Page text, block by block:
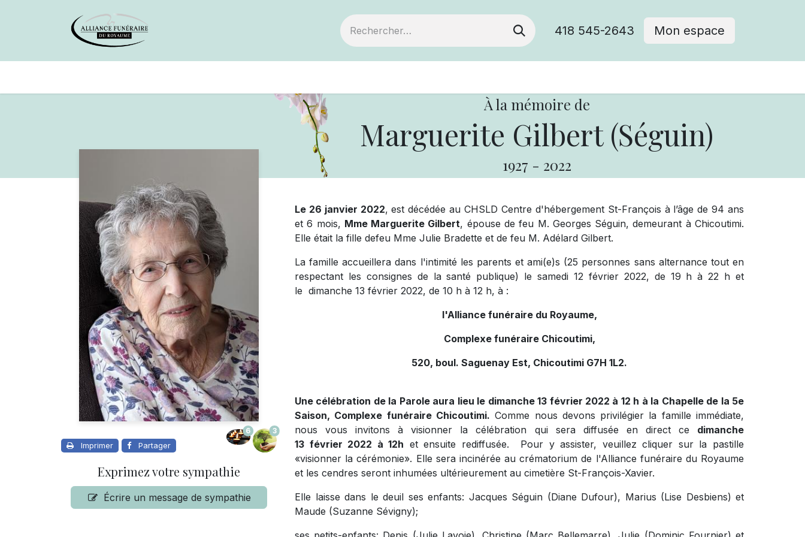
418 545-2643 Mon espace
À la mémoire de
Marguerite Gilbert (Séguin)
1927 - 2022
Imprimer Partager
6 3
Exprimez votre sympathie
Écrire un message de sympathie
Le 26 janvier 2022, est décédée au CHSLD Centre d'hébergement St-François à l’âge de 94 ans
et 6 mois, Mme Marguerite Gilbert, épouse de feu M. Georges Séguin, demeurant à Chicoutimi.
Elle était la fille defeu Mme Julie Bradette et de feu M. Adélard Gilbert.
La famille accueillera dans l'intimité les parents et ami(e)s (25 personnes sans alternance tout en
respectant les consignes de la santé publique) le samedi 12 février 2022, de 19 h à 22 h et
le dimanche 13 février 2022, de 10 h à 12 h, à :
l'Alliance funéraire du Royaume,
Complexe funéraire Chicoutimi,
520, boul. Saguenay Est, Chicoutimi G7H 1L2.
Une célébration de la Parole aura lieu le dimanche 13 février 2022 à 12 h à la Chapelle de la 5e
Saison, Complexe funéraire Chicoutimi. Comme nous devons privilégier la famille immédiate,
nous vous invitons à visionner la célébration qui sera diffusée en direct ce dimanche
13 février 2022 à 12h et ensuite rediffusée. Pour y assister, veuillez cliquer sur la pastille
«visionner la cérémonie». Elle sera incinérée au crématorium de l'Alliance funéraire du Royaume
et les cendres seront inhumées ultérieurement au cimetière St-François-Xavier.
Elle laisse dans le deuil ses enfants: Jacques Séguin (Diane Dufour), Marius (Lise Desbiens) et
Maude (Suzanne Sévigny);